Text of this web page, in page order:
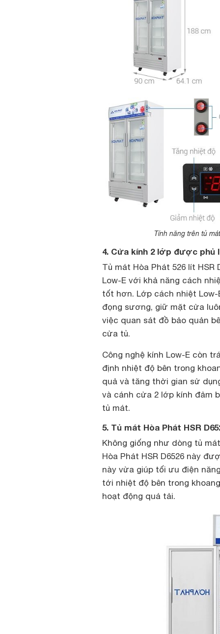
Tính năng trên tủ
4. Cửa kính 2 lớp được phủ
Tủ mát Hòa Phát 526 lít
Low-E với khả năng cách
tốt hơn. Lớp cách nhiệt
đọng sương, giữ mặt cửa
việc quan sát đồ bảo quản
cửa tủ.
Công nghệ kính Low-E còn
định nhiệt độ bên trong
quả và tăng thời gian sử
và cánh cửa 2 lớp kính đảm
tủ mát.
5. Tủ mát Hòa Phát HSR
Không giống như dòng tủ
Hòa Phát HSR D6526 này
này vừa giúp tối ưu điện
tới nhiệt độ bên trong
hoạt động quá tải.